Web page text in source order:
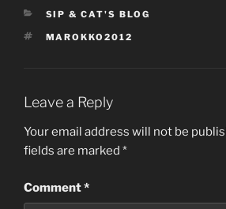
CATEGORIES
SIP & CAT'S BLOG
TAGS
MAROKKO2012
Leave a Reply
Your email address will not be
fields are marked *
Comment*